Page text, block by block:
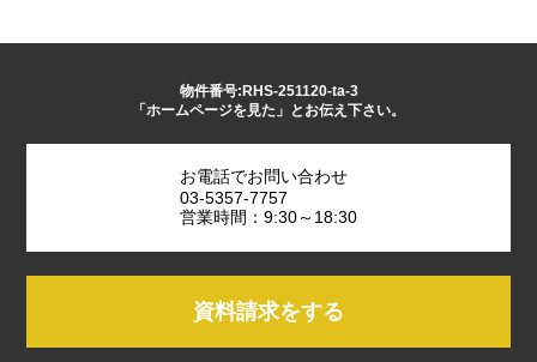
物件番号:RHS-251120-ta-3
「ホームページを見た」とお伝え下さい。
お電話でお問い合わせ
03-5357-7757
営業時間：9:30～18:30
資料請求をする